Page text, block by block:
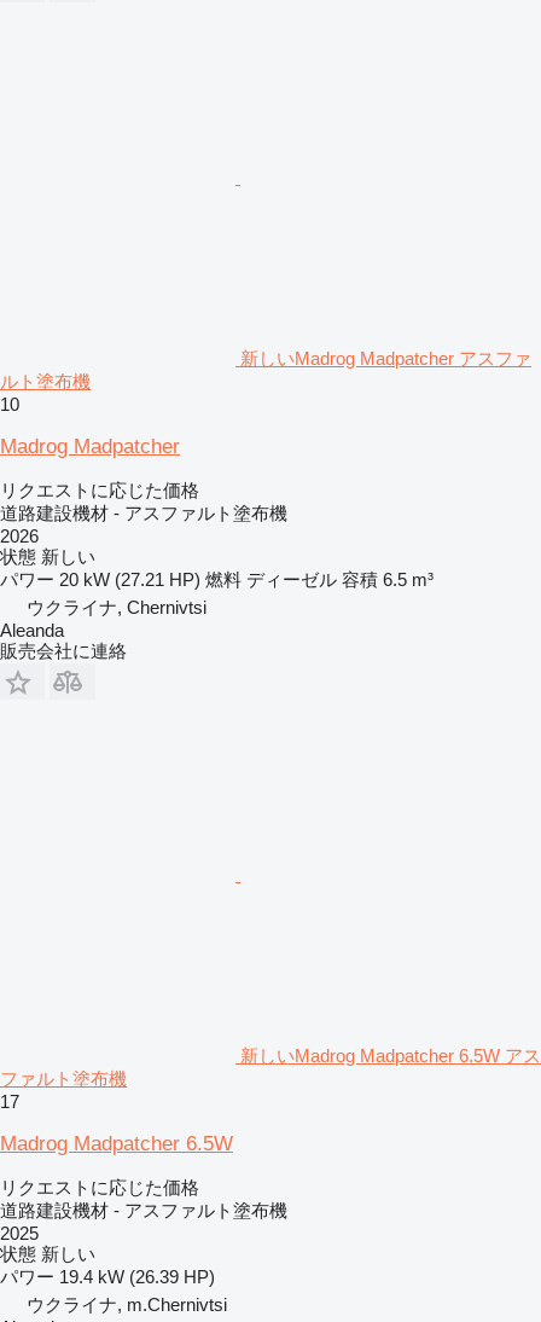
新しいMadrog Madpatcher アスファ
ルト塗布機
10
Madrog Madpatcher
リクエストに応じた価格
道路建設機材 - アスファルト塗布機
2026
状態 新しい
パワー 20 kW (27.21 HP) 燃料 ディーゼル 容積 6.5 m³
ウクライナ, Chernivtsi
Aleanda
販売会社に連絡
新しいMadrog Madpatcher 6.5W アス
ファルト塗布機
17
Madrog Madpatcher 6.5W
リクエストに応じた価格
道路建設機材 - アスファルト塗布機
2025
状態 新しい
パワー 19.4 kW (26.39 HP)
ウクライナ, m.Chernivtsi